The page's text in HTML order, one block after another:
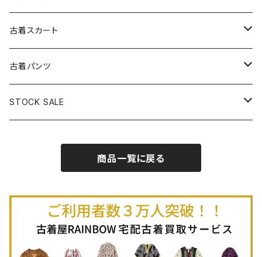
古着ベアトップワンピース
古着オールインワン
古着オーバーオール
古着パーカー
古着長袖プルオーバー
古着半袖プルオーバー
古着Ｔシャツ
古着長袖Ｔシャツ
古着半袖Ｔシャツ
古着ベスト
古着キャミソール
古着ポロシャツ
古着長袖ポロシャツ
古着スウェット
古着カーディガン
古着半袖ニット
古着ニットアウター
古着ライトジャケット
古着ライトコート
古着ヘビージャケット
古着羽織り
古着スカート
古着ロング丈スカート (丈76cm-)
古着膝丈スカート (丈56-75cm)
古着ミニ丈スカート (丈56-75cm)
古着パンツ
古着ロング丈パンツ
STOCK SALE
Autumn / Winter
商品一覧に戻る